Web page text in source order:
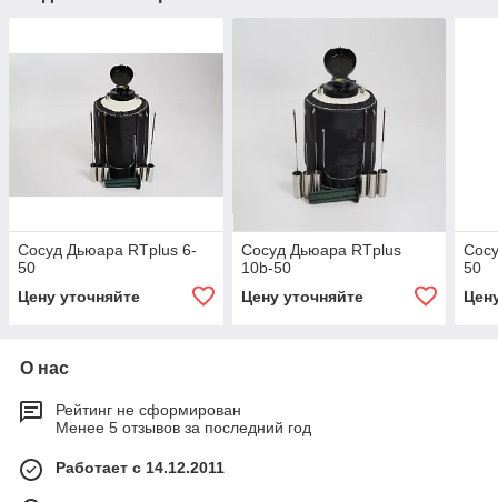
Сосуд Дьюара RTplus 6-
50
Цену уточняйте
Сосуд Дьюара RTplus
10b-50
Цену уточняйте
50
О нас
Рейтинг не сформирован
Менее 5 отзывов за последний год
Работает с 14.12.2011